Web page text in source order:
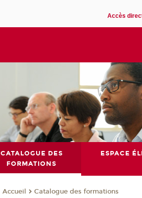
Accès
CATALOGUE DES
FORMATIONS
ESPACE
Accueil Catalogue des formations